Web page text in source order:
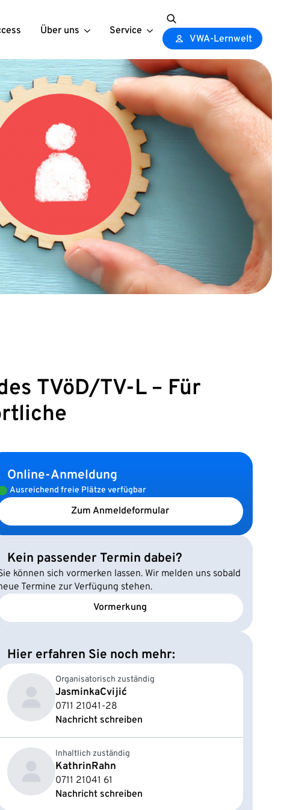
Über uns Service
Search
for:
VWA-Lernwelt
TVöD/TV-L – Für
Online-Anmeldung
Ausreichend freie Plätze verfügbar
Zum Anmeldeformular
Kein passender Termin dabei?
können sich vormerken lassen. Wir melden uns sobald
Termine zur Verfügung stehen.
Vormerkung
Hier erfahren Sie noch mehr:
Organisatorisch zuständig
JasminkaCvijić
0711 21041-28
Nachricht schreiben
Inhaltlich zuständig
KathrinRahn
0711 21041 61
Nachricht schreiben